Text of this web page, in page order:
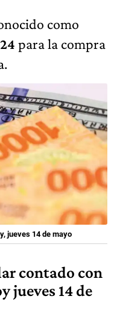
como
para la compra
jueves 14 de mayo
contado con
jueves 14 de